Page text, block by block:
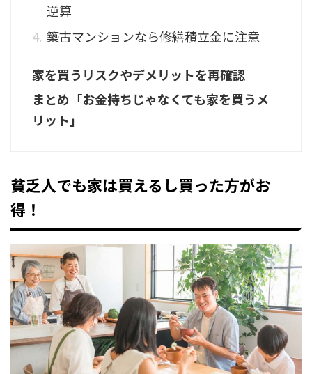
逆算
築古マンションなら修繕積立金に注意
家を買うリスクやデメリットを再確認
まとめ「お金持ちじゃなくても家を買うメ
リット」
貧乏人でも家は買えるし買った方がお
得！